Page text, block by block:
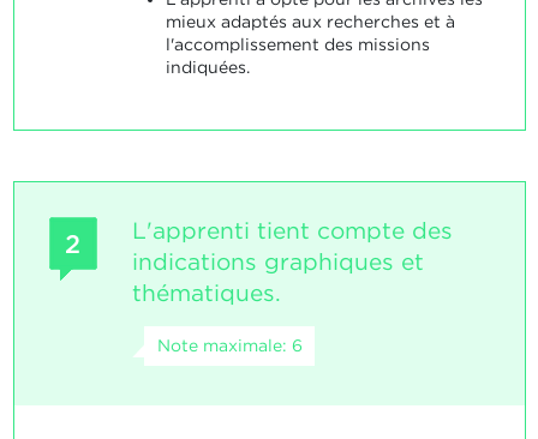
mieux adaptés aux recherches et à
l'accomplissement des missions
indiquées.
2
L'apprenti tient compte des
indications graphiques et
thématiques.
Note maximale: 6